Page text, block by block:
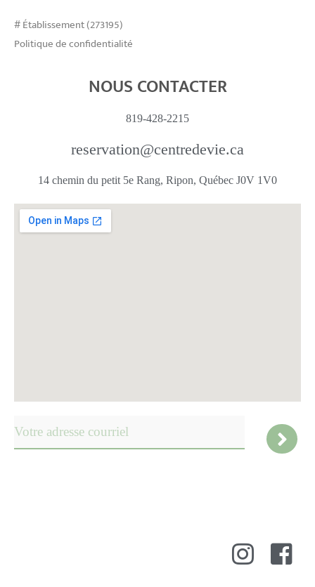
# Établissement (273195)
Politique de confidentialité
NOUS CONTACTER
819-428-2215
reservation@centredevie.ca
14 chemin du petit 5e Rang, Ripon, Québec J0V 1V0